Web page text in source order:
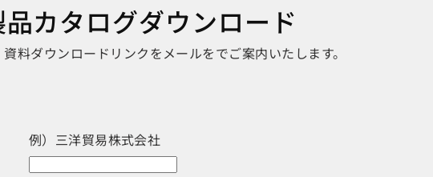
カタログダウンロード
料ダウンロードリンクをメールをでご案内いたします。
例）三洋貿易株式会社